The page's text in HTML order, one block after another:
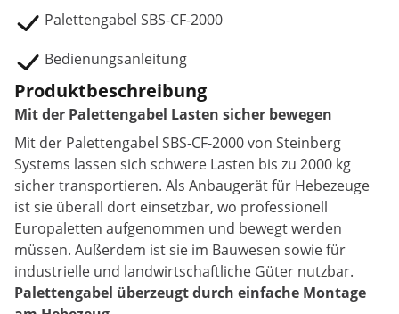
Palettengabel SBS-CF-2000
Bedienungsanleitung
Produktbeschreibung
Mit der Palettengabel Lasten sicher bewegen
Mit der Palettengabel SBS-CF-2000 von Steinberg
Systems lassen sich schwere Lasten bis zu 2000 kg
sicher transportieren. Als Anbaugerät für Hebezeuge
ist sie überall dort einsetzbar, wo professionell
Europaletten aufgenommen und bewegt werden
müssen. Außerdem ist sie im Bauwesen sowie für
industrielle und landwirtschaftliche Güter nutzbar.
Palettengabel überzeugt durch einfache Montage